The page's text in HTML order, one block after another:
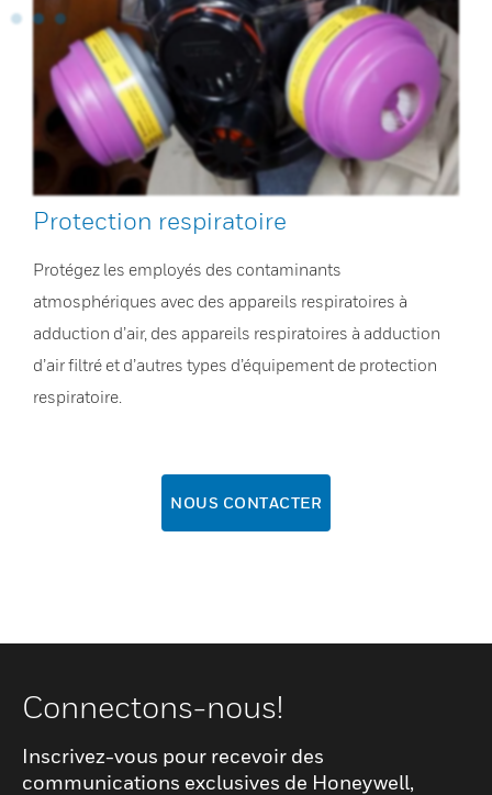
Protection respiratoire
Protégez les employés des contaminants
atmosphériques avec des appareils respiratoires à
adduction d’air, des appareils respiratoires à adduction
d’air filtré et d’autres types d’équipement de protection
respiratoire.
NOUS CONTACTER
Connectons-nous!
Inscrivez-vous pour recevoir des
communications exclusives de Honeywell,